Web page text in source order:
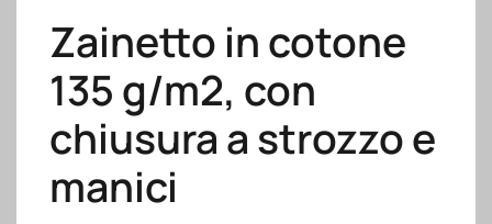
Zainetto in cotone
135 g/m2, con
chiusura a strozzo e
manici